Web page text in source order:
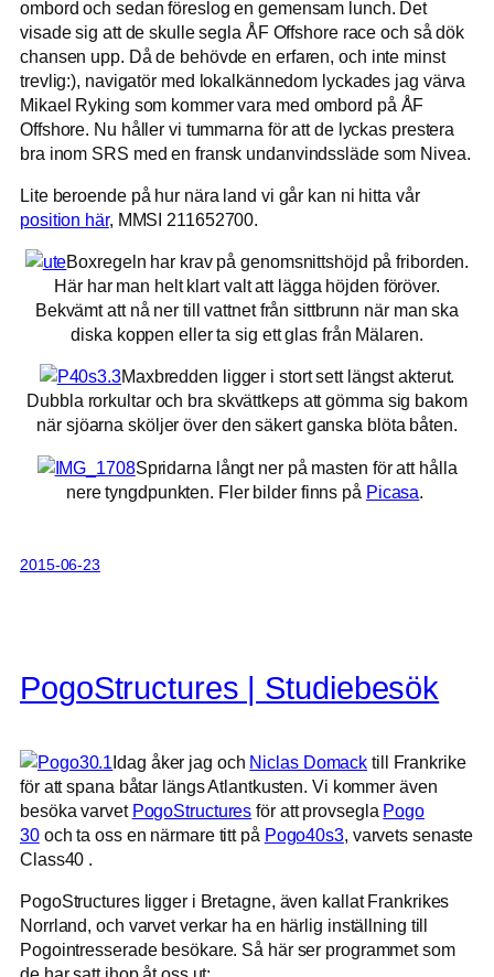
ombord och sedan föreslog en gemensam lunch. Det
visade sig att de skulle segla ÅF Offshore race och så dök
chansen upp. Då de behövde en erfaren, och inte minst
trevlig:), navigatör med lokalkännedom lyckades jag värva
Mikael Ryking som kommer vara med ombord på ÅF
Offshore. Nu håller vi tummarna för att de lyckas prestera
bra inom SRS med en fransk undanvindssläde som Nivea.
Lite beroende på hur nära land vi går kan ni hitta vår
position här, MMSI 211652700.
Boxregeln har krav på genomsnittshöjd på friborden.
Här har man helt klart valt att lägga höjden föröver.
Bekvämt att nå ner till vattnet från sittbrunn när man ska
diska koppen eller ta sig ett glas från Mälaren.
Maxbredden ligger i stort sett längst akterut.
Dubbla rorkultar och bra skvättkeps att gömma sig bakom
när sjöarna sköljer över den säkert ganska blöta båten.
Spridarna långt ner på masten för att hålla
nere tyngdpunkten. Fler bilder finns på Picasa.
2015-06-23
PogoStructures | Studiebesök
Idag åker jag och Niclas Domack till Frankrike
för att spana båtar längs Atlantkusten. Vi kommer även
besöka varvet PogoStructures för att provsegla Pogo
30och ta oss en närmare titt på Pogo40s3, varvets senaste
Class40 .
PogoStructures ligger i Bretagne, även kallat Frankrikes
Norrland, och varvet verkar ha en härlig inställning till
Pogointresserade besökare. Så här ser programmet som